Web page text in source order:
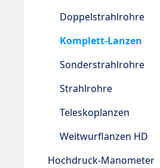
Doppelstrahlrohre
Komplett-Lanzen
Sonderstrahlrohre
Strahlrohre
Teleskoplanzen
Weitwurflanzen HD
Hochdruck-Manometer